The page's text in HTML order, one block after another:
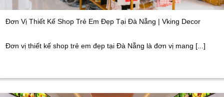
Đơn Vị Thiết Kế Shop Trẻ Em Đẹp Tại Đà Nẵng | Vking Decor
Đơn vị thiết kế shop trẻ em đẹp tại Đà Nẵng là đơn vị mang [...]